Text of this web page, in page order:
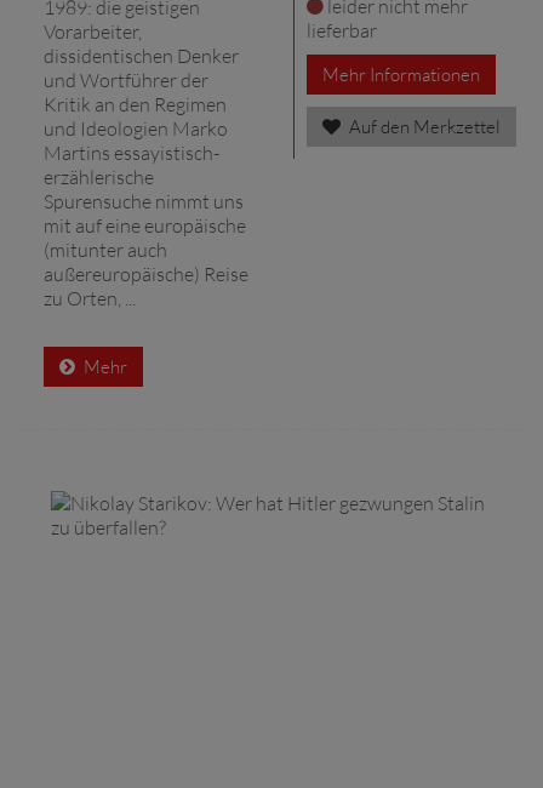
1989: die geistigen
Vorarbeiter,
dissidentischen Denker
und Wortführer der
Kritik an den Regimen
und Ideologien Marko
Martins essayistisch-
erzählerische
Spurensuche nimmt uns
mit auf eine europäische
(mitunter auch
außereuropäische) Reise
zu Orten, ...
Mehr
leider nicht mehr
lieferbar
Mehr Informationen
Auf den Merkzettel